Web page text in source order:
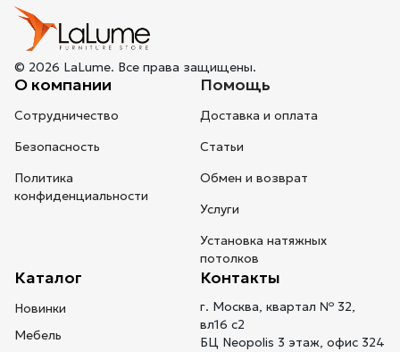
© 2026 LaLume. Все права защищены.
О компании
Сотрудничество
Безопасность
Политика
конфиденциальности
Помощь
Доставка и оплата
Статьи
Обмен и возврат
Услуги
Установка натяжных
потолков
Каталог
Новинки
Мебель
Контакты
г. Москва, квартал № 32,
вл16 с2
БЦ Neopolis 3 этаж, офис 324